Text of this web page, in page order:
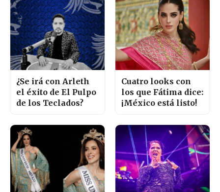
¿Se irá con Arleth
el éxito de El Pulpo
de los Teclados?
Cuatro looks con
los que Fátima dice:
¡México está listo!